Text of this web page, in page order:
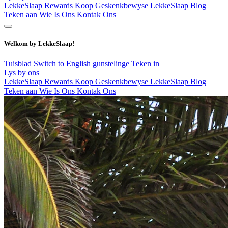
LekkeSlaap Rewards Koop Geskenkbewyse LekkeSlaap Blog
Teken aan Wie Is Ons Kontak Ons
Welkom by LekkeSlaap!
Tuisblad Switch to English gunstelinge Teken in
Lys by ons
LekkeSlaap Rewards Koop Geskenkbewyse LekkeSlaap Blog
Teken aan Wie Is Ons Kontak Ons